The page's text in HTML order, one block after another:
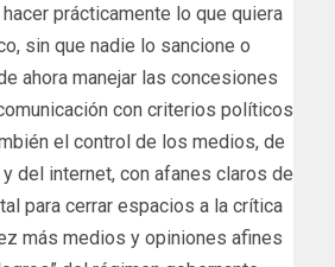
prácticamente lo que quiera
sin que nadie lo sancione o
ahora manejar las concesiones
con criterios políticos
el control de los medios, de
del internet, con afanes claros de
para cerrar espacios a la crítica
más medios y opiniones afines